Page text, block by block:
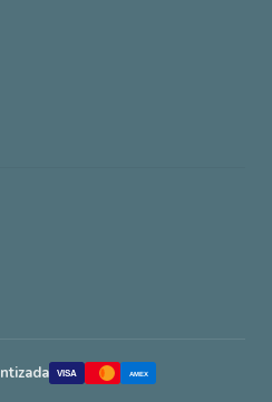
VISA AMEX